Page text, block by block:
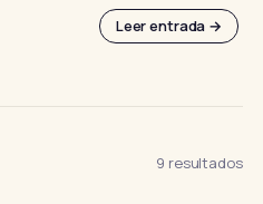
Leer entrada →
9 resultados